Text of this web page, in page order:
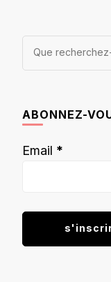
Vous
ABONNEZ-
Email *